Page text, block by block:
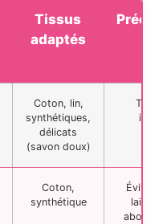
Tissus
adaptés
Coton, lin,
synthétiques,
délicats
(savon doux)
Coton,
synthétique
Éviter
laine,